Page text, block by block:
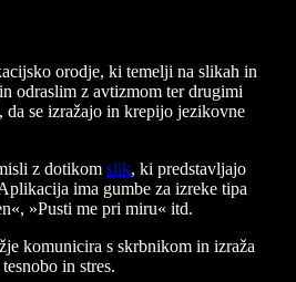
orodje, ki temelji na slikah in
odraslim z avtizmom ter drugimi
se izražajo in krepijo jezikovne
z dotikom slik, ki predstavljajo
ima gumbe za izreke tipa
»Pusti me pri miru« itd.
komunicira s skrbnikom in izraža
in stres.